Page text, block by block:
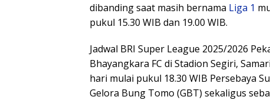
dibanding saat masih bernama Liga 1
pukul 15.30 WIB dan 19.00 WIB.
Jadwal BRI Super League 2025/2026
Bhayangkara FC di Stadion Segiri,
hari mulai pukul 18.30 WIB Persebaya
Gelora Bung Tomo (GBT) sekaligus